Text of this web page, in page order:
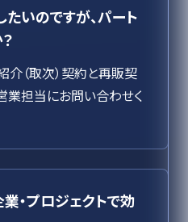
いのですが、パート
介（取次）契約と再販契
業担当にお問い合わせく
・プロジェクトで効